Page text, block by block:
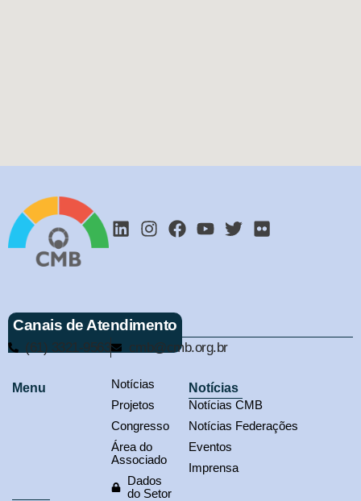
Canais de Atendimento
(61) 3321-9563 cmb@cmb.org.br
Menu
Notícias
Projetos
Congresso
Área do
Associado
Dados
do Setor
Notícias
Notícias CMB
Notícias Federações
Eventos
Imprensa